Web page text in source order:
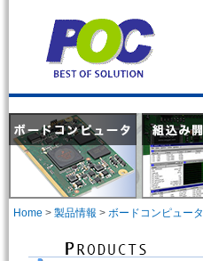
Home > 製品情報 > ボードコンピュータ